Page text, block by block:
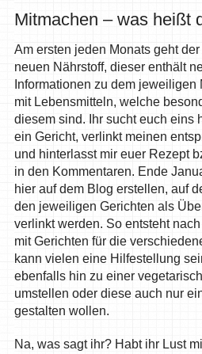
Mitmachen – was heißt
Am ersten jeden Monats geht
neuen Nährstoff, dieser enthält
Informationen zu dem
mit Lebensmitteln, welche
diesem sind. Ihr sucht euch eins
ein Gericht, verlinkt meinen
und hinterlasst mir euer Rezept
in den Kommentaren. Ende
hier auf dem Blog erstellen, auf
den jeweiligen Gerichten als
verlinkt werden. So entsteht
mit Gerichten für die
kann vielen eine Hilfestellung
ebenfalls hin zu einer
umstellen oder diese auch nur
gestalten wollen.
Na, was sagt ihr? Habt ihr Lust